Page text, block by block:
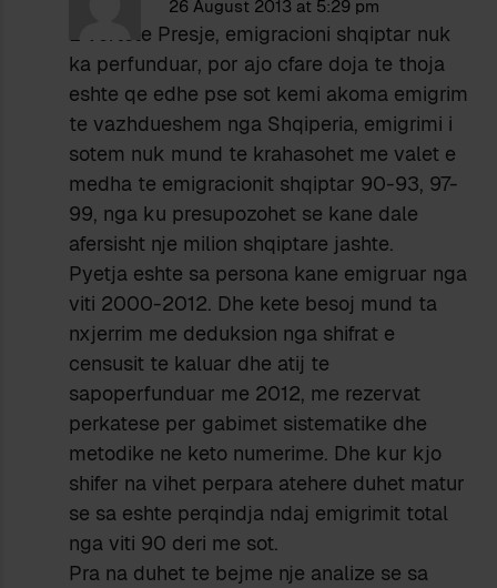
26 August 2013 at 5:29 pm
E vertete Presje, emigracioni shqiptar nuk
ka perfunduar, por ajo cfare doja te thoja
eshte qe edhe pse sot kemi akoma emigrim
te vazhdueshem nga Shqiperia, emigrimi i
sotem nuk mund te krahasohet me valet e
medha te emigracionit shqiptar 90-93, 97-
99, nga ku presupozohet se kane dale
afersisht nje milion shqiptare jashte.
Pyetja eshte sa persona kane emigruar nga
viti 2000-2012. Dhe kete besoj mund ta
nxjerrim me deduksion nga shifrat e
censusit te kaluar dhe atij te
sapoperfunduar me 2012, me rezervat
perkatese per gabimet sistematike dhe
metodike ne keto numerime. Dhe kur kjo
shifer na vihet perpara atehere duhet matur
se sa eshte perqindja ndaj emigrimit total
nga viti 90 deri me sot.
Pra na duhet te bejme nje analize se sa